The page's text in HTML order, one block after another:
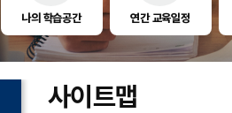
나의 학습공간 연간 교육일정
사이트맵